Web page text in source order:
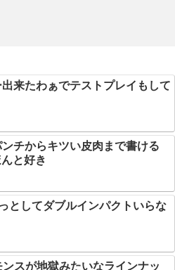
出来たわぁでテストプレイもして
ンチからキツい皮肉まで書ける
と好き
としてダブルインパクトいらな
ンスが地獄みたいなラインナッ